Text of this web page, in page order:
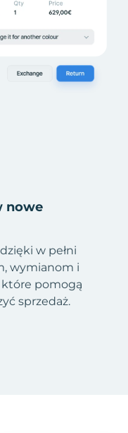
nowe
w pełni
wymianom i
pomogą
sprzedaż.